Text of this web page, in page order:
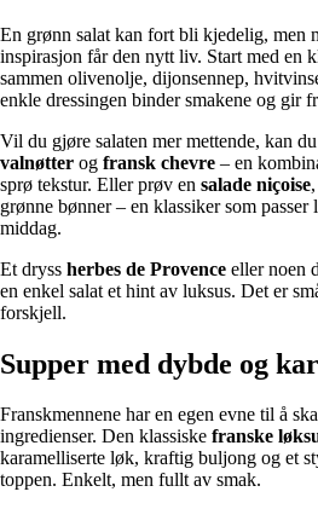
En grønn salat kan fort bli kjedelig, men
inspirasjon får den nytt liv. Start med en
sammen olivenolje, dijonsennep,
enkle dressingen binder smakene og gir
Vil du gjøre salaten mer mettende, kan
valnøtter og fransk chevre – en
sprø tekstur. Eller prøv en salade niçoise
grønne bønner – en klassiker som
middag.
Et dryss herbes de Provence eller noen
en enkel salat et hint av luksus. Det er
forskjell.
Supper med dybde og
Franskmennene har en egen evne til å
ingredienser. Den klassiske franske
karamelliserte løk, kraftig buljong og et
toppen. Enkelt, men fullt av smak.